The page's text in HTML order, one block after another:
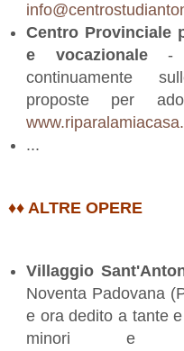
Centro Provinciale
e vocazionale- Il
continuamente
proposte per
...
♦♦ ALTRE OPERE
Villaggio
Noventa Padovana
e ora dedito a tante
minori e